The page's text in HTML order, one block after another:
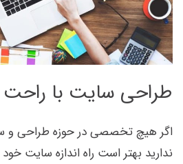
طراحی سایت با
اگر هیچ تخصصی در حوزه طراحی و
ندارید بهتر است راه اندازه سایت